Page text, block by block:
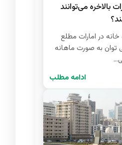
بالاخره می‌توانند
در امارات مطلع
توان به صورت ماهانه
ادامه مطلب